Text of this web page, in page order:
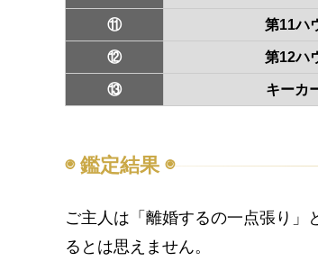
⑪ 第11ハ
⑫ 第12ハ
⑬ キーカ
◉ 鑑定結果 ◉
ご主人は「離婚するの一点張り」
るとは思えません。